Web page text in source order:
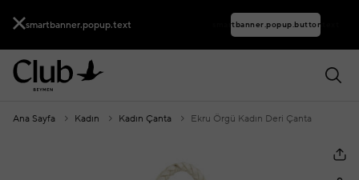
smartbanner.popup.text smartbanner.popup.buttontext
Ana Sayfa Kadın Kadın Çanta Ekru Örgü Kadın Deri Çanta